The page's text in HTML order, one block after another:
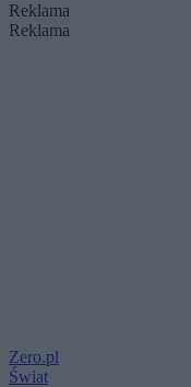
Reklama
Reklama
Zero.pl
Świat